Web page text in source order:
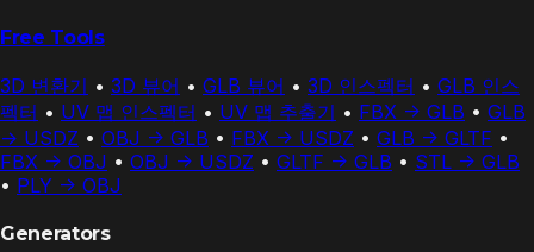
Free Tools
3D 변환기 • 3D 뷰어 • GLB 뷰어 • 3D 인스펙터 • GLB 인스
펙터 • UV 맵 인스펙터 • UV 맵 추출기 • FBX -> GLB • GLB
-> USDZ • OBJ -> GLB • FBX -> USDZ • GLB -> GLTF •
FBX -> OBJ • OBJ -> USDZ • GLTF -> GLB • STL -> GLB
• PLY -> OBJ
Generators